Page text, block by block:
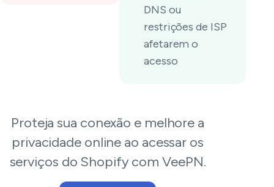
DNS ou
restrições de ISP
afetarem o
acesso
Proteja sua conexão e melhore a
privacidade online ao acessar os
serviços do Shopify com VeePN.